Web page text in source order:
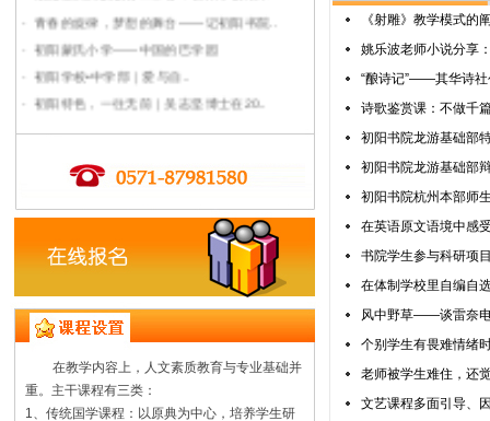
青春的旋律，梦想的舞台——记初阳书院..
初阳蒙氏小学——中国的巴学园
初阳学校•中学部｜爱与自..
·
初阳特色，一往无前｜吴志坚博士在20..
在教学内容上，人文素质教育与专业基础并
重。主干课程有三类：
1、传统国学课程：以原典为中心，培养学生研
《射雕》教学模式的
姚乐波老师小说分享
“酿诗记”——其华诗社
诗歌鉴赏课：不做千
初阳书院龙游基础部
初阳书院龙游基础部
初阳书院杭州本部师
在英语原文语境中感
书院学生参与科研项
在体制学校里自编自
风中野草——谈雷奈
个别学生有畏难情绪
老师被学生难住，还
文艺课程多面引导、